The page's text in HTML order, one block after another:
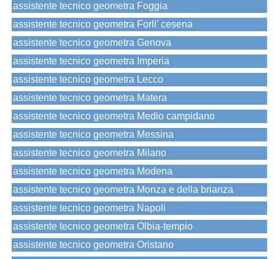
assistente tecnico geometra Foggia
assistente tecnico geometra Forli' cesena
assistente tecnico geometra Genova
assistente tecnico geometra Imperia
assistente tecnico geometra Lecco
assistente tecnico geometra Matera
assistente tecnico geometra Medio campidano
assistente tecnico geometra Messina
assistente tecnico geometra Milano
assistente tecnico geometra Modena
assistente tecnico geometra Monza e della brianza
assistente tecnico geometra Napoli
assistente tecnico geometra Olbia-tempio
assistente tecnico geometra Oristano